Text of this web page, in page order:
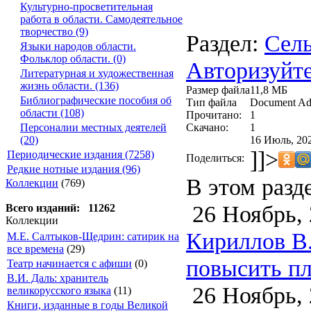
Культурно-просветительная
работа в области. Самодеятельное
творчество (9)
Языки народов области.
Фольклор области. (0)
Литературная и художественная
жизнь области. (136)
Библиографические пособия об
области (108)
Персоналии местных деятелей
(20)
Периодические издания (7258)
Редкие нотные издания (96)
Коллекции (769)
Всего изданий: 11262
Коллекции
М.Е. Салтыков-Щедрин: сатирик на
все времена (29)
Театр начинается с афиши (0)
В.И. Даль: хранитель
великорусского языка (11)
Книги, изданные в годы Великой
Раздел:
Размер файла11,8 МБ
Тип файла
Document
Прочитано:
1
Скачано:
1
16 Июль,
Поделиться: ]]>
В этом
26 Ноябрь,
Кириллов
повысить
26 Ноябрь,